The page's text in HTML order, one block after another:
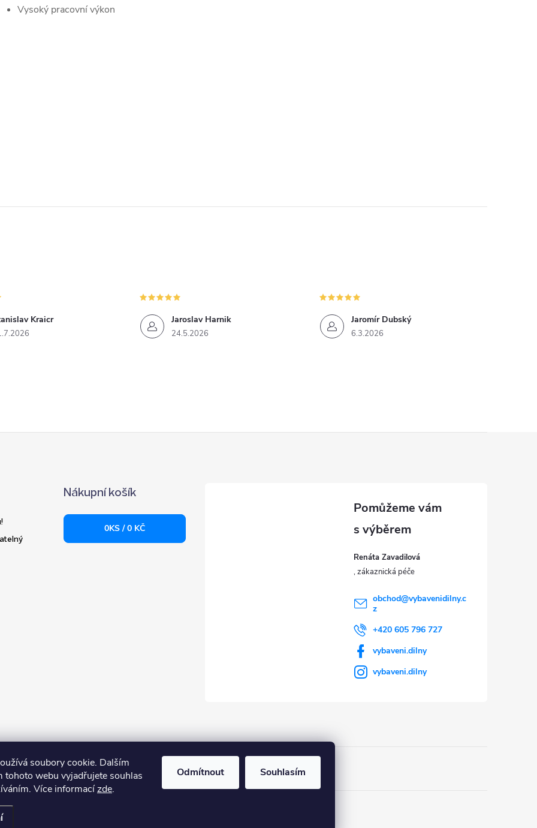
soubory cookie. Dalším
tohoto webu vyjadřujete souhlas
Více informacízde.
Odmítnout Souhlasím
Vysoký pracovní výkon
Kraicr Jaroslav Harnik
24.5.2026
Jaromír Dubský
6.3.2026
Nákupní košík
0KS /0 KČ
Renáta Zavadilová
obchod@vybavenidilny.c
z
+420 605 796 727
vybaveni.dilny
vybaveni.dilny